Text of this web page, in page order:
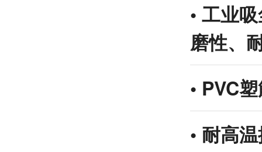
• 工业
磨性、
• PVC
• 耐高